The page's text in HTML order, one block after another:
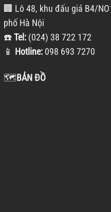
🏢 Lô 48, khu đấu giá B4/
phố Hà Nội
☎️Tel: (024) 38 722 172
📱 Hotline: 098 693 7270
🗺️BẢN ĐỒ